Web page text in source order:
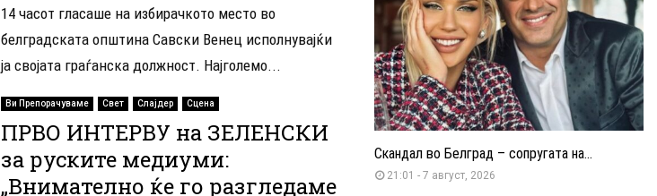
14 часот гласаше на избирачкото место во
белградската општина Савски Венец исполнувајќи
ја својата граѓанска должност. Најголемо...
Ви Препорачуваме Свет Слајдер Сцена
ПРВО ИНТЕРВУ на ЗЕЛЕНСКИ
за руските медиуми:
„Внимателно ќе го разгледаме
Скандал во Белград – сопругата на...
21:01 - 7 август, 2026